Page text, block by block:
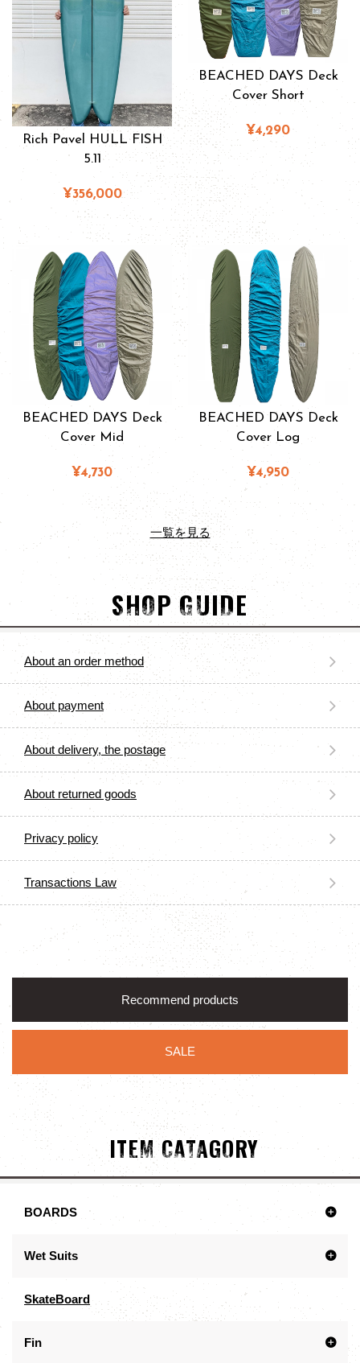
Rich Pavel HULL FISH
5.11
¥356,000
BEACHED DAYS Deck
Cover Short
¥4,290
BEACHED DAYS Deck
Cover Mid
¥4,730
BEACHED DAYS Deck
Cover Log
¥4,950
一覧を見る
SHOP GUIDE
About an order method
About payment
About delivery, the postage
About returned goods
Privacy policy
Transactions Law
Recommend products
SALE
ITEM CATAGORY
BOARDS
Wet Suits
SkateBoard
Fin